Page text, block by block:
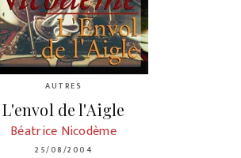
AUTRES
L'envol de l'Aigle
Béatrice Nicodème
25/08/2004